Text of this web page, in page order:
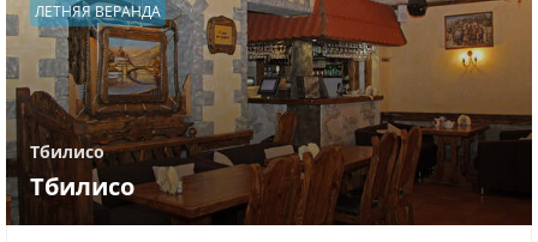
ЛЕТНЯЯ ВЕРАНДА
Тбилисо
Тбилисо